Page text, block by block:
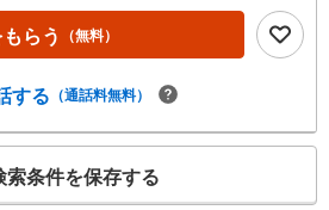
らう （無料）
する （通話料無料）
索条件を保存する